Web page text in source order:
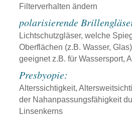
Filterverhalten ändern
polarisierende
Lichtschutzgläser, welche
Oberflächen (z.B. Wasser,
geeignet z.B. für Wassersport,
Presbyopie:
Alterssichtigkeit,
der Nahanpassungsfähigkeit
Linsenkerns